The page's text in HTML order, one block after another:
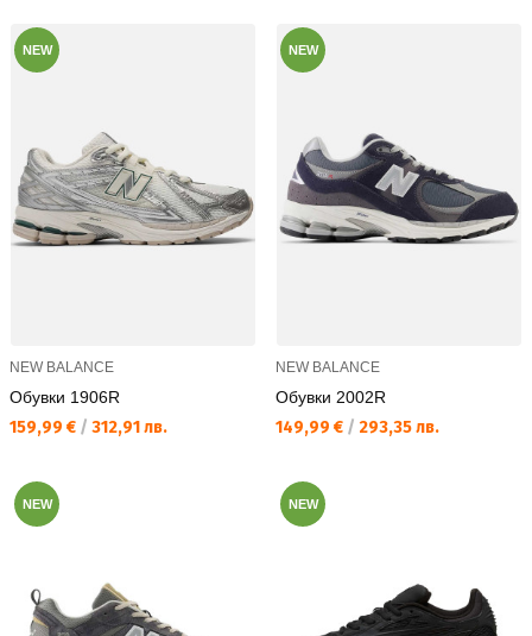
NEW
NEW BALANCE
Обувки 1906R
Текуща цена:
159,99 € / 312,91 лв.
NEW
NEW BALANCE
Обувки 2002R
Текуща цена:
149,99 € / 293,35 лв.
NEW NEW